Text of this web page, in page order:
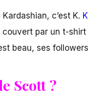
c’est K.
par un t-
beau, ses
Scott ?